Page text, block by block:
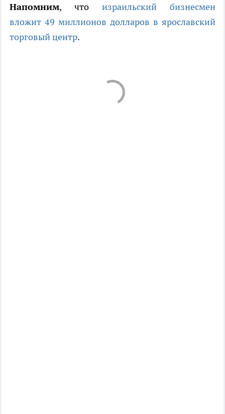
Напомним, что израильский бизнесмен
вложит 49 миллионов долларов в ярославский
торговый центр.